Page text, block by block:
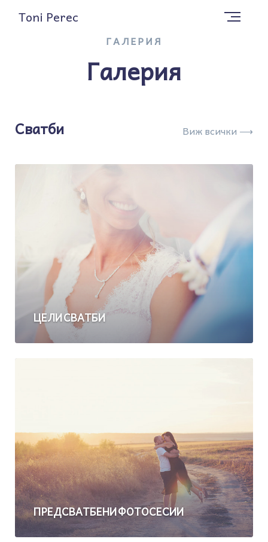
Toni Perec
ГАЛЕРИЯ
Галерия
Сватби Виж всички ⟶
ЦЕЛИ СВАТБИ
ПРЕДСВАТБЕНИ ФОТОСЕСИИ